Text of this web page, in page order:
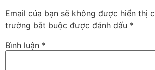
Email của bạn sẽ không được hiển thị
trường bắt buộc được đánh dấu *
Bình luận *